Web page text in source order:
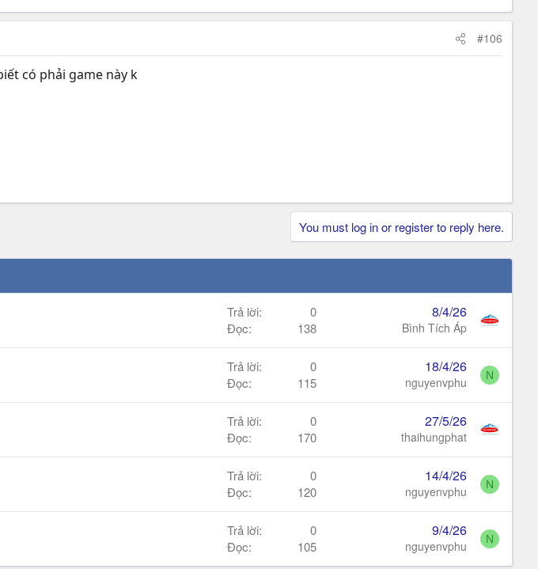
#106
có phải game này k
You must log in or register to reply here.
Trả lời
0
Đọc
138
8/4/26
Bình Tích Áp
Trả lời
0
Đọc
115
18/4/26
nguyenvphu N
Trả lời
0
Đọc
170
27/5/26
thaihungphat
Trả lời
0
Đọc
120
14/4/26
nguyenvphu N
Trả lời
0
Đọc
105
9/4/26
nguyenvphu N